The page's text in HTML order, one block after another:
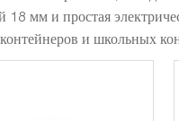
мм и простая
и школьных